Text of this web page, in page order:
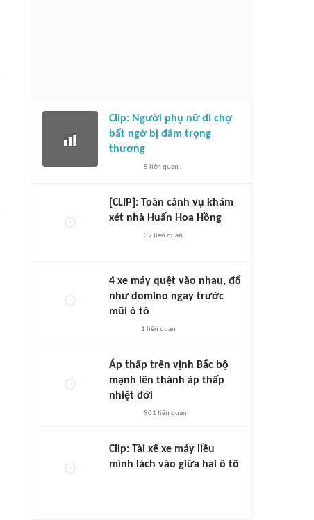
Clip: Người phụ nữ đi chợ
bất ngờ bị đâm trọng
thương
5 liên quan
[CLIP]: Toàn cảnh vụ khám
xét nhà Huấn Hoa Hồng
39 liên quan
4 xe máy quệt vào nhau, đổ
như domino ngay trước
mũi ô tô
1 liên quan
Áp thấp trên vịnh Bắc bộ
mạnh lên thành áp thấp
nhiệt đới
901 liên quan
Clip: Tài xế xe máy liều
mình lách vào giữa hai ô tô